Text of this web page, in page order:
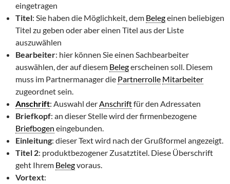
eingetragen
Titel: Sie haben die Möglichkeit, dem Belegeinen beliebigen
Titel zu geben oder aber einen Titel aus der Liste
auszuwählen
Bearbeiter: hier können Sie einen Sachbearbeiter
auswählen, der auf diesem Belegerscheinen soll. Diesem
muss im Partnermanager die Partnerrolle Mitarbeiter
zugeordnet sein.
Anschrift: Auswahl derAnschriftfür den Adressaten
Briefkopf: an dieser Stelle wird der firmenbezogene
Briefbogen eingebunden.
Einleitung: dieser Text wird nach der Grußformel angezeigt.
Titel 2: produktbezogener Zusatztitel. Diese Überschrift
geht Ihrem Belegvoraus.
Vortext: